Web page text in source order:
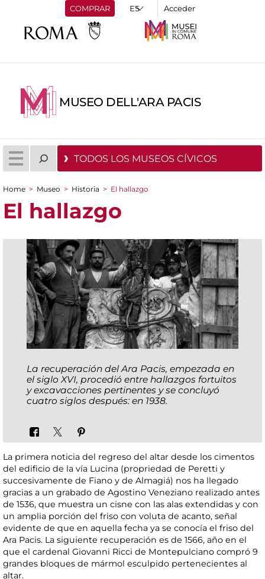
COMPRAR Acceder
MUSEO DELL'ARA PACIS
TODOS LOS MUSEOS CÍVICOS
You are here
Home > Museo > Historia > El hallazgo
El hallazgo
La recuperación del Ara Pacis, empezada en
el siglo XVI, procedió entre hallazgos fortuitos
y excavacciones pertinentes y se concluyó
cuatro siglos después: en 1938.
La primera noticia del regreso del altar desde los cimentos
del edificio de la vía Lucina (propriedad de Peretti y
succesivamente de Fiano y de Almagiá) nos ha llegado
gracias a un grabado de Agostino Veneziano realizado antes
de 1536, que muestra un cisne con las alas extendidas y con
un amplia porción del friso con voluta de acanto, señal
evidente de que en aquella fecha ya se conocía el friso del
Ara Pacis. La siguiente recuperación es de 1566, año en el
que el cardenal Giovanni Ricci de Montepulciano compró 9
grandes bloques de mármol esculpido pertenecientes al
altar.